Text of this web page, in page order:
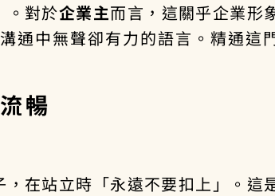
。對於企業主而言，這關乎企業形
通中無聲卻有力的語言。精通這
暢
在站立時「永遠不要扣上」。這